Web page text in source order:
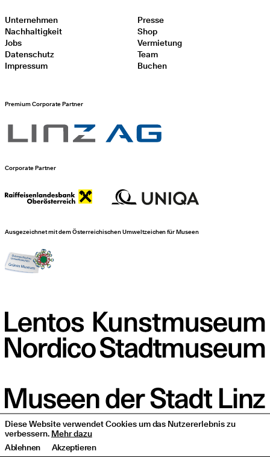
Unternehmen
Nachhaltigkeit
Jobs
Datenschutz
Impressum
Presse
Shop
Vermietung
Team
Buchen
Premium Corporate Partner
Corporate Partner
Ausgezeichnet mit dem Österreichischen Umweltzeichen für Museen
Diese Website verwendet Cookies um das Nutzererlebnis zu
verbessern.Mehr dazu
Ablehnen
Akzeptieren